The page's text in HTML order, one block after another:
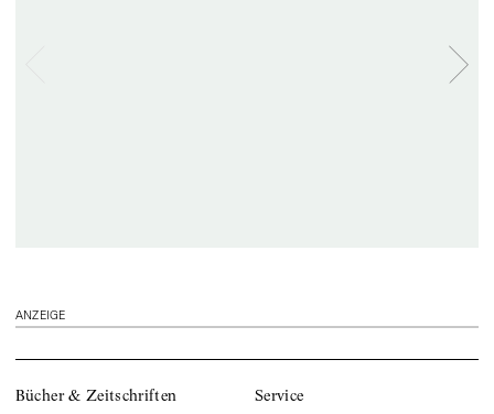
ANZEIGE
Bücher & Zeitschriften Service